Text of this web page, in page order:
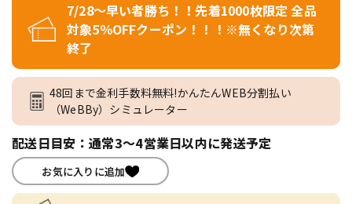
7/28～早い者勝ち！！先着1000枚限定 全品
対象5％OFFクーポン！！！※無くなり次第
終了
48回まで金利手数料無料!かんたんWEB分割払い
（WeBBy）シミュレーター
配送日目安：通常3～4営業日以内に発送予定
お気に入りに追加